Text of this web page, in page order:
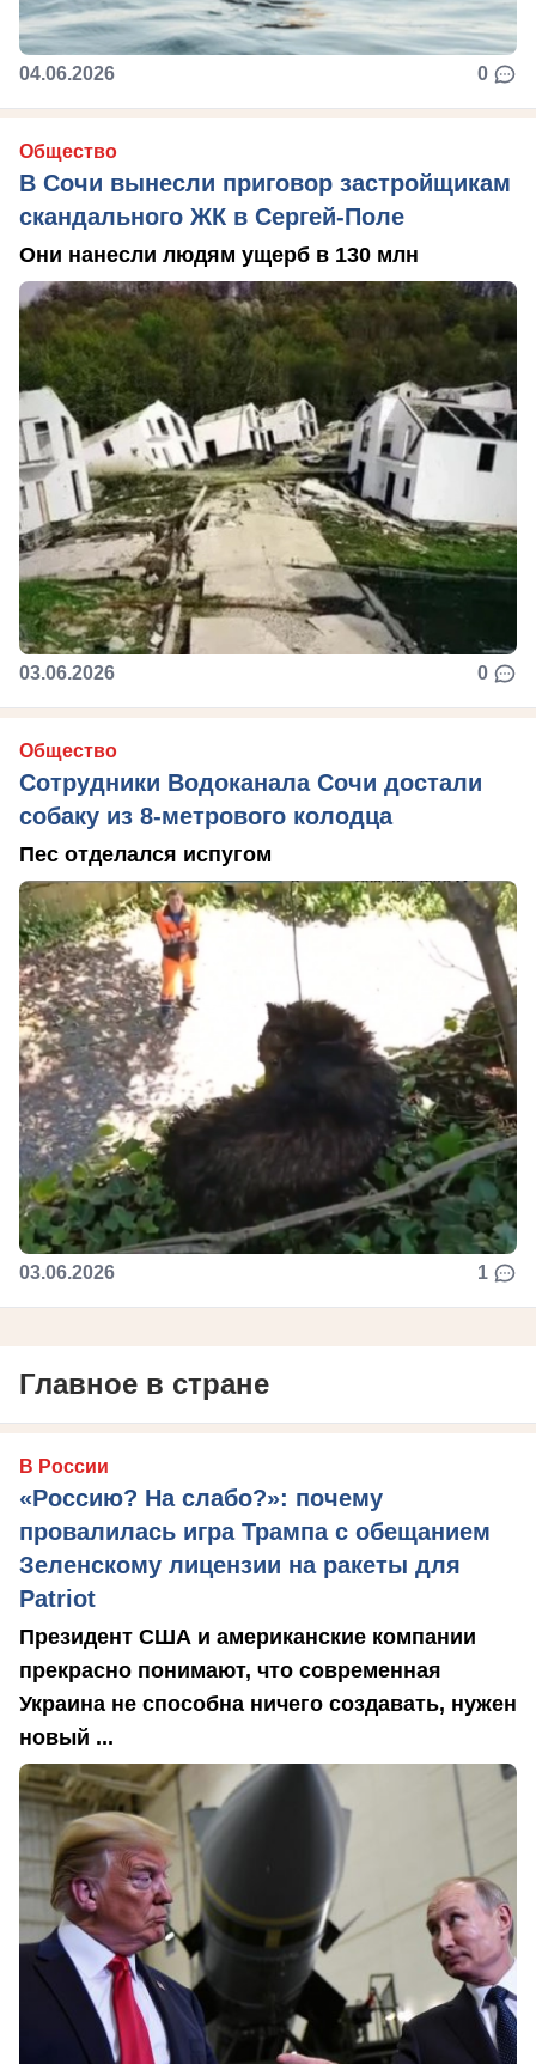
04.06.2026 0
Общество
В Сочи вынесли приговор застройщикам
скандального ЖК в Сергей-Поле
Они нанесли людям ущерб в 130 млн
03.06.2026 0
Общество
Сотрудники Водоканала Сочи достали
собаку из 8-метрового колодца
Пес отделался испугом
03.06.2026 1
Главное в стране
В России
«Россию? На слабо?»: почему
провалилась игра Трампа с обещанием
Зеленскому лицензии на ракеты для
Patriot
Президент США и американские компании
прекрасно понимают, что современная
Украина не способна ничего создавать, нужен
новый ...